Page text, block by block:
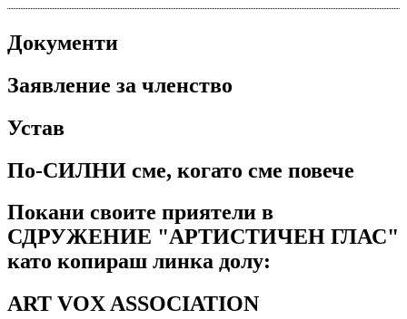
Документи
Заявление за членство
Устав
По-СИЛНИ сме, когато сме повече
Покани своите приятели в
СДРУЖЕНИЕ "АРТИСТИЧЕН ГЛАС"
като копираш линка долу:
ART VOX ASSOCIATION